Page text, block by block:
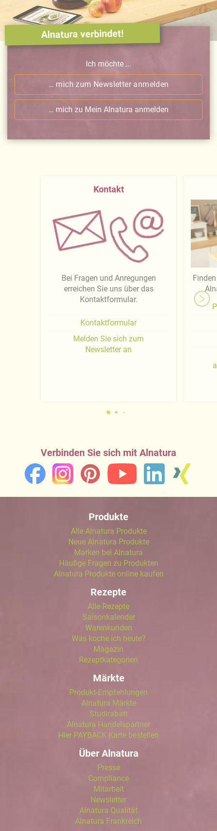
Alnatura verbindet!
Ich möchte ...
… mich zum Newsletter anmelden
… mich zu Mein Alnatura anmelden
Kontakt
Bei Fragen und Anregungen
erreichen Sie uns über das
Kontaktformular.
Kontaktformular
Melden Sie sich zum
Newsletter an
Verbinden Sie sich mit Alnatura
Produkte
Alle Alnatura Produkte
Neue Alnatura Produkte
Marken bei Alnatura
Häufige Fragen zu Produkten
Alnatura Produkte online kaufen
Rezepte
Alle Rezepte
Saisonkalender
Warenkunden
Was koche ich heute?
Magazin
Rezeptkategorien
Märkte
Produkt-Empfehlungen
Alnatura Märkte
Studirabatt
Alnatura Handelspartner
Hier PAYBACK Karte bestellen
Über Alnatura
Presse
Compliance
Mitarbeit
Newsletter
Alnatura Qualität
Alnatura Frankreich